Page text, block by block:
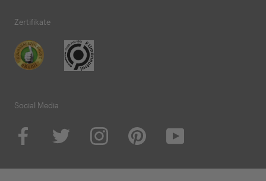
Zertifikate
Social Media